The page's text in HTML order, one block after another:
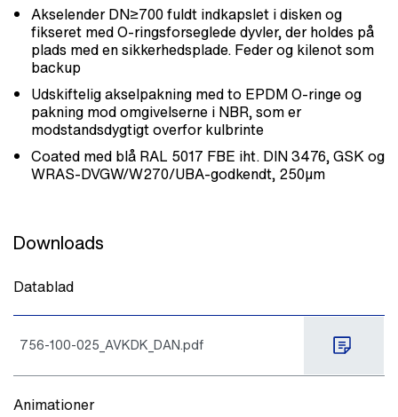
Akselender DN≥700 fuldt indkapslet i disken og
fikseret med O-ringsforseglede dyvler, der holdes på
plads med en sikkerhedsplade. Feder og kilenot som
backup
Udskiftelig akselpakning med to EPDM O-ringe og
pakning mod omgivelserne i NBR, som er
modstandsdygtigt overfor kulbrinte
Coated med blå RAL 5017 FBE iht. DIN 3476, GSK og
WRAS-DVGW/W270/UBA-godkendt, 250µm
Downloads
Datablad
756-100-025_AVKDK_DAN.pdf
Animationer